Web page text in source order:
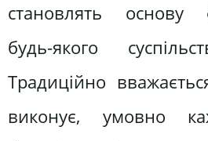
становлять основу
будь-якого
Традиційно
виконує, умовно